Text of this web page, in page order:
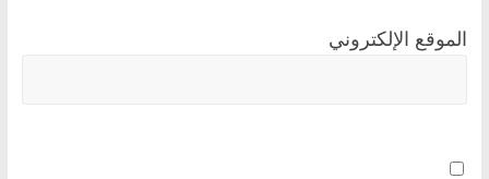
الموقع الإلكتروني